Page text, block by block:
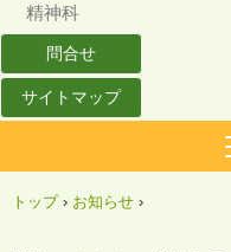
精神科
問合せ
サイトマップ
トップ › お知らせ ›